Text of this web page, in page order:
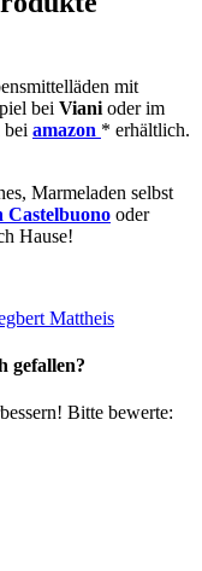
mit
bei Viani oder im
bei amazon * erhältlich.
Marmeladen selbst
Castelbuono oder
Hause!
Mattheis
gefallen?
Bitte bewerte: